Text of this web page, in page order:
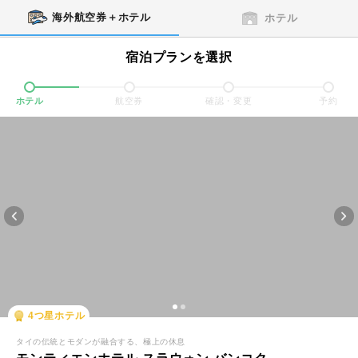
海外航空券＋ホテル ホテル
宿泊プランを選択
ホテル 航空券 確認・変更 予約
4つ星ホテル
タイの伝統とモダンが融合する、極上の休息